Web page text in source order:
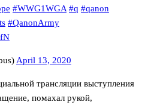
#WWG1WGA #q #qanon
#QanonArmy
April 13, 2020
трансляции выступления
помахал рукой,